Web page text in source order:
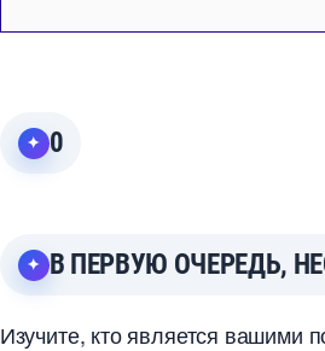
0
ПЕРВУЮ ОЧЕРЕДЬ,
Изучите, кто является вашими